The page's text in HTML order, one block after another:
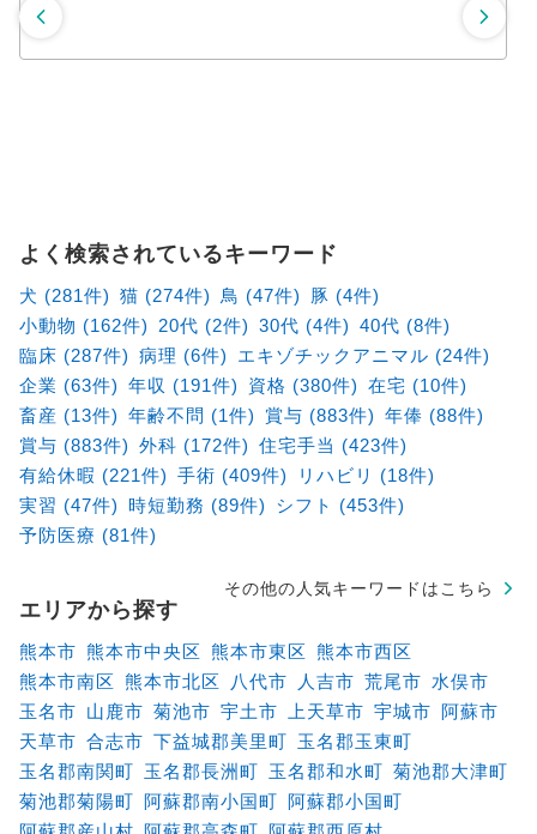
よく検索されているキーワード
犬 (281件) 猫 (274件) 鳥 (47件)
豚 (4件)
小動物 (162件)
20代 (2件) 30代 (4件) 40代 (8件)
臨床 (287件) 病理 (6件)
エキゾチックアニマル (24件)
企業 (63件) 年収 (191件) 資格 (380件) 在宅 (10件)
畜産 (13件) 年齢不問 (1件) 賞与 (883件) 年俸 (88件)
賞与 (883件) 外科 (172件) 住宅手当 (423件)
有給休暇 (221件) 手術 (409件)
リハビリ (18件)
実習 (47件) 時短勤務 (89件)
シフト (453件)
予防医療 (81件)
その他の人気キーワードはこちら
エリアから探す
熊本市 熊本市中央区 熊本市東区 熊本市西区
熊本市南区 熊本市北区 八代市 人吉市 荒尾市 水俣市
玉名市 山鹿市 菊池市 宇土市 上天草市 宇城市 阿蘇市
天草市 合志市 下益城郡美里町 玉名郡玉東町
玉名郡南関町 玉名郡長洲町 玉名郡和水町 菊池郡大津町
菊池郡菊陽町 阿蘇郡南小国町 阿蘇郡小国町